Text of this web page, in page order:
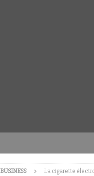
BUSINESS
La cigarette